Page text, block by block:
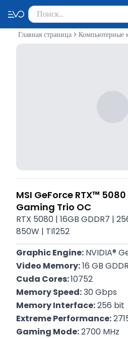
Поиск товаров
Введите минимум 2
Главная страница Компьютерные
MSI GeForce RTX™ 5080
Gaming Trio OC
RTX 5080 | 16GB GDDR7 |
850W | TI1252
Graphic Engine: NVIDIA®
Video Memory: 16 GB
Cuda Cores: 10752
Memory Speed: 30 Gbps
Memory Interface: 256 bit
Extreme Performance:
Gaming Mode: 2700 MHz